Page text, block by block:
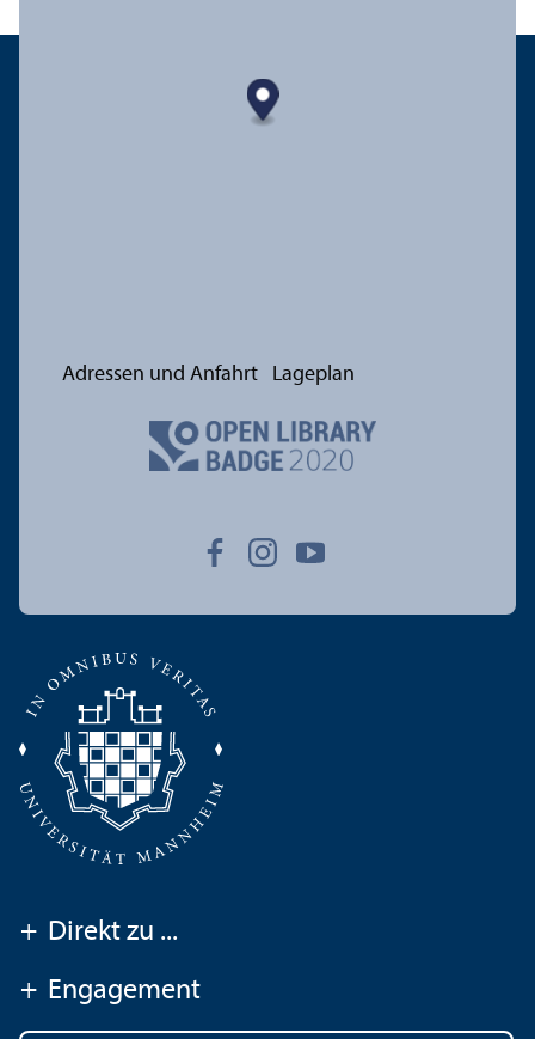
Adressen und Anfahrt Lageplan
+ Direkt zu ...
+ Engagement